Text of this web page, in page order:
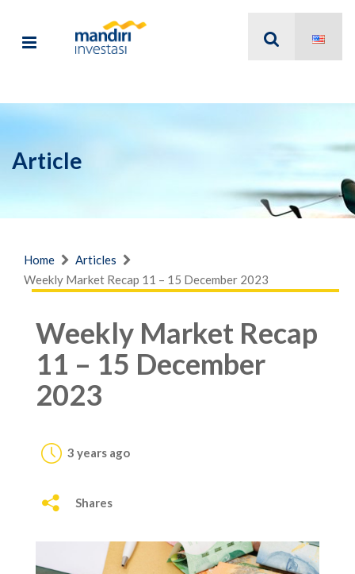
Article
Home
Articles
Weekly Market Recap 11 – 15 December 2023
Weekly Market Recap
11 – 15 December
2023
3 years ago
Shares